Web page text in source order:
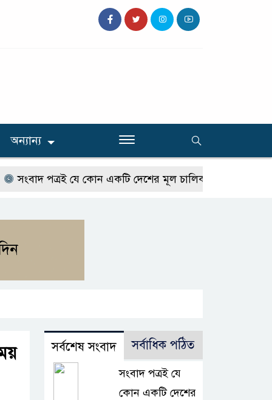
অন্যান্য
পত্রই যে কোন একটি দেশের মূল চালিকা শক্তি-প্রতিমন্ত্রী
সর্বশেষ সংবাদ সর্বাধিক পঠিত
সংবাদ পত্রই যে
কোন একটি দেশের